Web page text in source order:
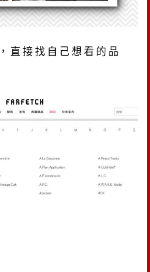
，直接找自己想看的品